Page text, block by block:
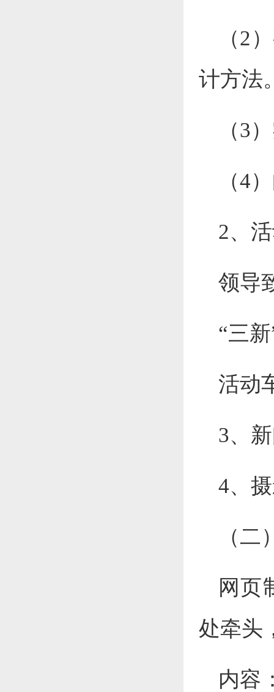
（2
计方法
（3
（4
2、
领导
“三
活动
3、
4、
（
网页
处牵头
内容